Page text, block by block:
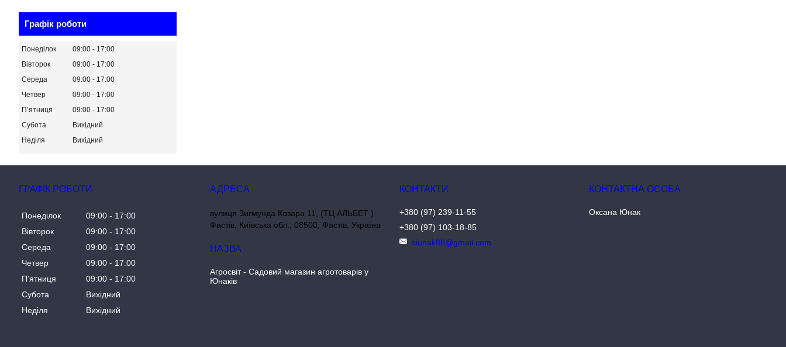
Графік роботи
Понеділок 09:00
17:00
Вівторок
09:00
17:00
Середа
09:00
17:00
Четвер
09:00
17:00
Пʼятниця
09:00
17:00
Субота
Вихідний
Неділя
Вихідний
ГРАФІК РОБОТИ
Понеділок 09:00
17:00
Вівторок
09:00
17:00
Середа
09:00
17:00
Четвер
09:00
17:00
Пʼятниця
09:00
17:00
Субота
Вихідний
Неділя
Вихідний
вулиця Зигмунда Козара 11, (ТЦ АЛЬБЕТ )
Фастів, Київська обл., 08500, Фастів, Україна
Агросвіт - Садовий магазин агротоварів у
Юнаків
+380 (97) 239-11-55
+380 (97) 103-18-85
oiunak88@gmail.com
Оксана Юнак